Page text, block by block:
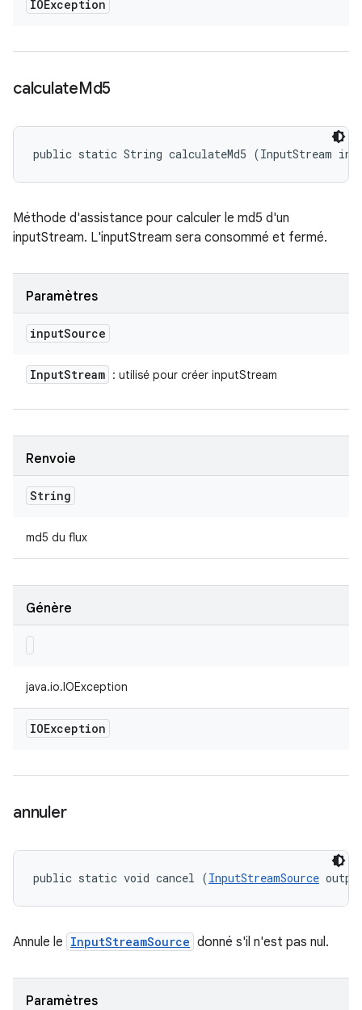
IOException
calculateMd5
public static String calculateMd5 (InputStream
Méthode d'assistance pour calculer le md5 d'un
inputStream. L'inputStream sera consommé et fermé.
Paramètres
inputSource
InputStream : utilisé pour créer inputStream
Renvoie
String
md5 du flux
Génère
java.io.IOException
IOException
annuler
public static void cancel (InputStreamSource
Annule le InputStreamSource donné s'il n'est pas nul.
Paramètres